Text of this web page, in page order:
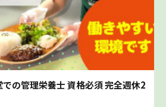
の管理栄養士 資格必須 完全週休2